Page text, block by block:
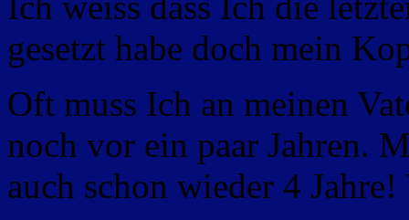
gesetzt habe doch mein
Oft muss Ich an meinen
noch vor ein paar Jahren.
auch schon wieder 4